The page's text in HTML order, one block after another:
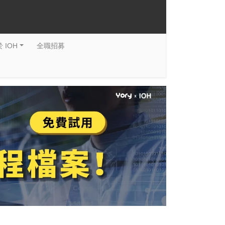
IOH 全職招募